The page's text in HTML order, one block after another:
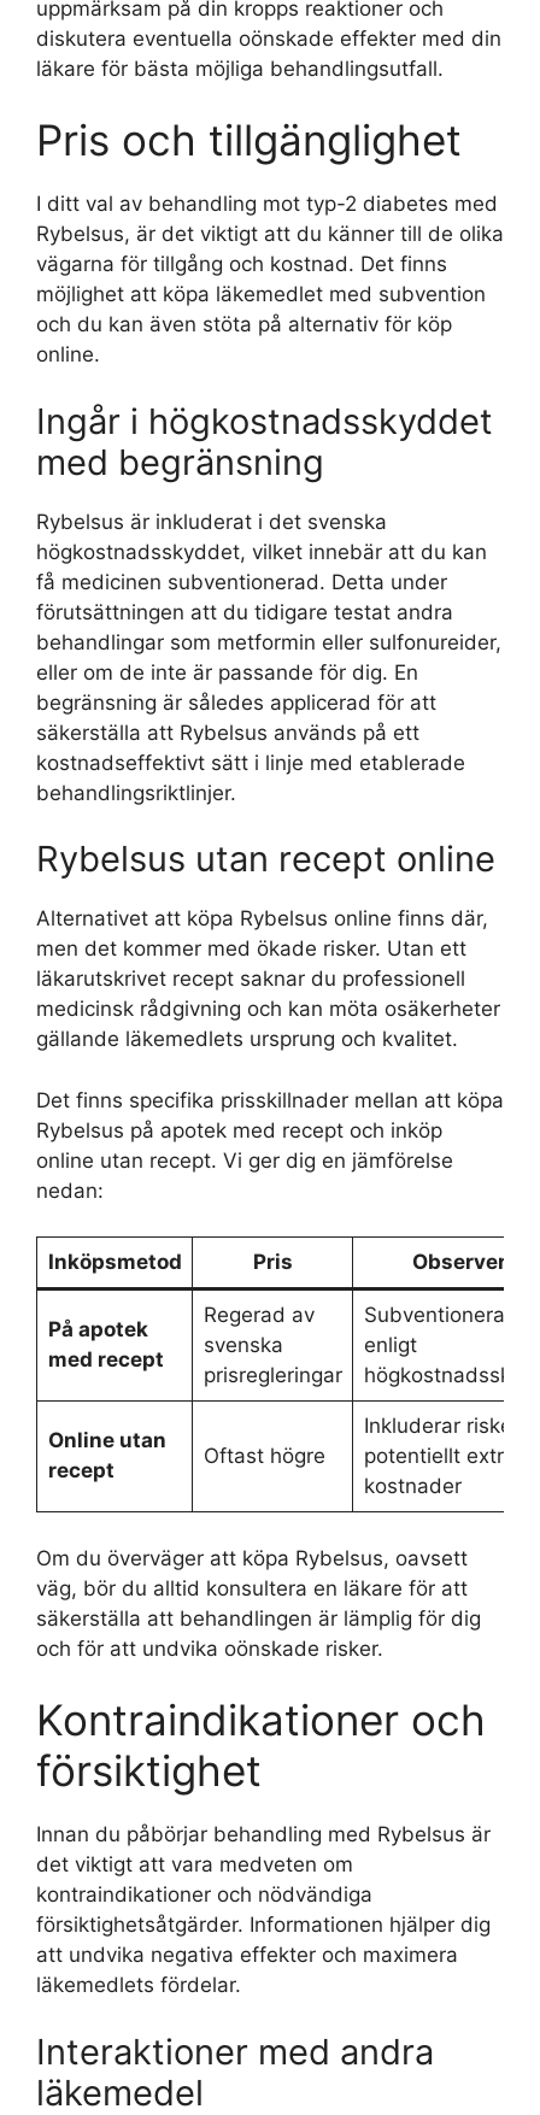
uppmärksam på din kropps reaktioner och
diskutera eventuella oönskade effekter med din
läkare för bästa möjliga behandlingsutfall.
Pris och tillgänglighet
I ditt val av behandling mot typ-2 diabetes med
Rybelsus, är det viktigt att du känner till de olika
vägarna för tillgång och kostnad. Det finns
möjlighet att köpa läkemedlet med subvention
och du kan även stöta på alternativ för köp
online.
Ingår i högkostnadsskyddet
med begränsning
Rybelsus är inkluderat i det svenska
högkostnadsskyddet, vilket innebär att du kan
få medicinen subventionerad. Detta under
förutsättningen att du tidigare testat andra
behandlingar som metformin eller sulfonureider,
eller om de inte är passande för dig. En
begränsning är således applicerad för att
säkerställa att Rybelsus används på ett
kostnadseffektivt sätt i linje med etablerade
behandlingsriktlinjer.
Rybelsus utan recept online
Alternativet att köpa Rybelsus online finns där,
men det kommer med ökade risker. Utan ett
läkarutskrivet recept saknar du professionell
medicinsk rådgivning och kan möta osäkerheter
gällande läkemedlets ursprung och kvalitet.
Det finns specifika prisskillnader mellan att köpa
Rybelsus på apotek med recept och inköp
online utan recept. Vi ger dig en jämförelse
nedan:
Inköpsmetod Pris Observera
På apotek
med recept
Regerad av
svenska
prisregleringar
Subventionerat
enligt
Online utan
recept
Oftast högre
Inkluderar risker
potentiellt extra
kostnader
Om du överväger att köpa Rybelsus, oavsett
väg, bör du alltid konsultera en läkare för att
säkerställa att behandlingen är lämplig för dig
och för att undvika oönskade risker.
Kontraindikationer och
försiktighet
Innan du påbörjar behandling med Rybelsus är
det viktigt att vara medveten om
kontraindikationer och nödvändiga
försiktighetsåtgärder. Informationen hjälper dig
att undvika negativa effekter och maximera
läkemedlets fördelar.
Interaktioner med andra
läkemedel